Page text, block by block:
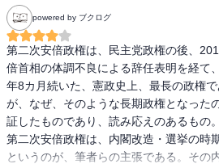
学総合政策学部教授
『民主党政権失敗の検証：日本政治は何
著、2013)
[TPP・通商]寺田 貴 同志社大学 法学部 教
『東アジアとアジア太平洋』東京大学出
[歴史問題] 熊谷 奈緒子 青山学院大学地
『慰安婦問題』ちくま新書 (2014 )
powered by ブクログ
第二次安倍政権は、民主党政権の後、
倍首相の体調不良による辞任表明を経て
年8カ月続いた、憲政史上、最長の政権
が、なぜ、そのような長期政権となった
証したものであり、読み応えのあるもの。
第二次安倍政権は、内閣改造・選挙の時
というのが、筆者らの主張である。その